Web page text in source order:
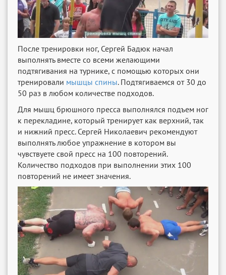
После тренировки ног, Сергей Бадюк начал
выполнять вместе со всеми желающими
подтягивания на турнике, с помощью которых они
тренировали мышцы спины. Подтягиваемся от 30 до
50 раз в любом количестве подходов.
Для мышц брюшного пресса выполнялся подъем ног
к перекладине, который тренирует как верхний, так
и нижний пресс. Сергей Николаевич рекомендуют
выполнять любое упражнение в котором вы
чувствуете свой пресс на 100 повторений.
Количество подходов при выполнении этих 100
повторений не имеет значения.